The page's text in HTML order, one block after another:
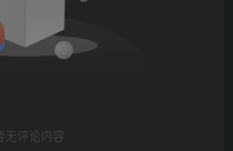
无评论内容